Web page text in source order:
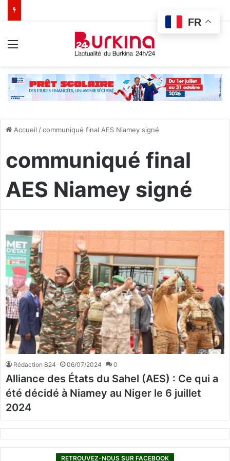
Accueil /communiqué final AES Niamey signé
communiqué final
AES Niamey signé
Rédaction B24 06/07/2024 0
Alliance des États du Sahel (AES) : Ce qui a
été décidé à Niamey au Niger le 6 juillet
2024
RETROUVEZ-NOUS SUR FACEBOOK
FR